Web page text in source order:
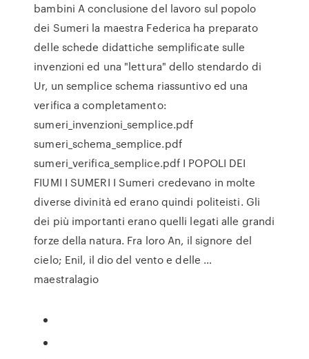
bambini A conclusione del lavoro sul popolo
dei Sumeri la maestra Federica ha preparato
delle schede didattiche semplificate sulle
invenzioni ed una "lettura" dello stendardo di
Ur, un semplice schema riassuntivo ed una
verifica a completamento:
sumeri_invenzioni_semplice.pdf
sumeri_schema_semplice.pdf
sumeri_verifica_semplice.pdf I POPOLI DEI
FIUMI I SUMERI I Sumeri credevano in molte
diverse divinità ed erano quindi politeisti. Gli
dei più importanti erano quelli legati alle grandi
forze della natura. Fra loro An, il signore del
cielo; Enil, il dio del vento e delle …
maestralagio